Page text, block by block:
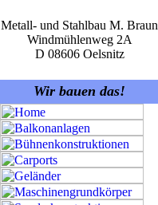
Metall- und Stahlbau M. Braun
Windmühlenweg 2A
D 08606 Oelsnitz
Wir bauen das!